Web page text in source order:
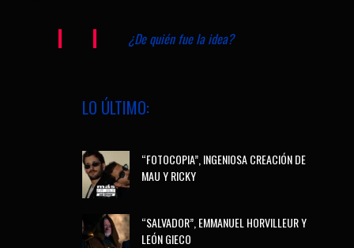
¿De quién fue la idea?
LO ÚLTIMO:
“FOTOCOPIA”, INGENIOSA CREACIÓN DE
MAU Y RICKY
“SALVADOR”, EMMANUEL HORVILLEUR Y
LEÓN GIECO